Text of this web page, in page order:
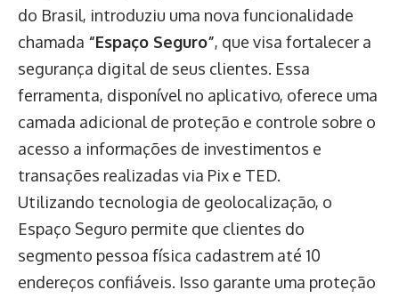
do Brasil, introduziu uma nova funcionalidade
chamada “Espaço Seguro”, que visa fortalecer a
segurança digital de seus clientes. Essa
ferramenta, disponível no aplicativo, oferece uma
camada adicional de proteção e controle sobre o
acesso a informações de investimentos e
transações realizadas via Pix e TED.
Utilizando tecnologia de geolocalização, o
Espaço Seguro permite que clientes do
segmento pessoa física cadastrem até 10
endereços confiáveis. Isso garante uma proteção